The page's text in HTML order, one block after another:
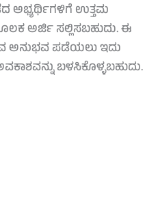
ಅಭ್ಯರ್ಥಿಗಳಿಗೆ ಉತ್ತಮ
ಅರ್ಜಿ ಸಲ್ಲಿಸಬಹುದು. ಈ
ಅನುಭವ ಪಡೆಯಲು ಇದು
ಬಳಸಿಕೊಳ್ಳಬಹುದು.